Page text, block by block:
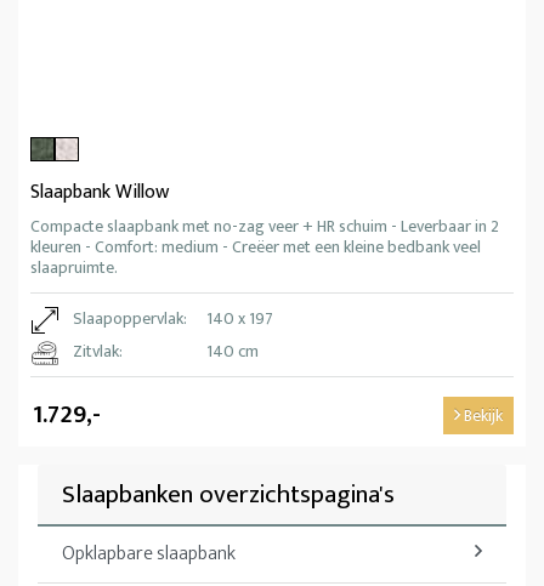
Slaapbank Willow
Compacte slaapbank met no-zag veer + HR schuim - Leverbaar in 2
kleuren - Comfort: medium - Creëer met een kleine bedbank veel
slaapruimte.
Slaapoppervlak:
140 x 197
Zitvlak:
140 cm
1.729,- Bekijk
Slaapbanken overzichtspagina's
Opklapbare slaapbank